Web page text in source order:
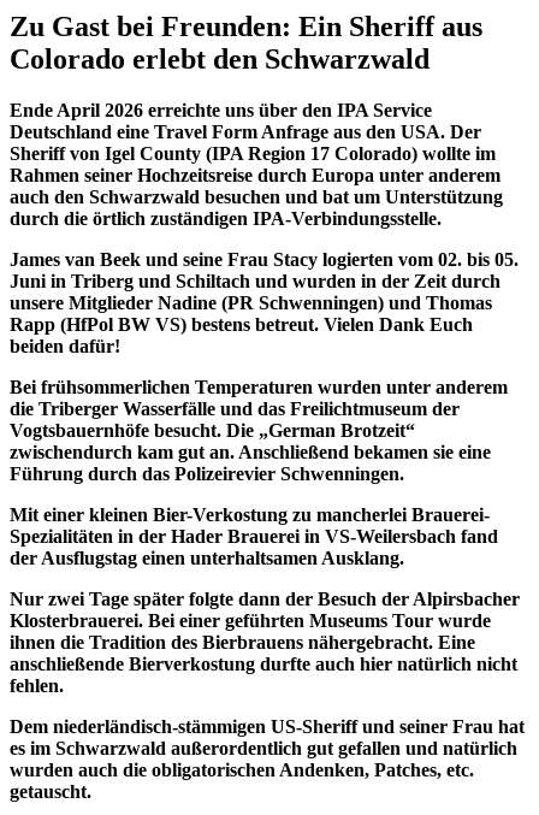
Zu Gast bei Freunden: Ein Sheriff aus
Colorado erlebt den Schwarzwald
Ende April 2026 erreichte uns über den IPA Service
Deutschland eine Travel Form Anfrage aus den USA. Der
Sheriff von Igel County (IPA Region 17 Colorado) wollte im
Rahmen seiner Hochzeitsreise durch Europa unter anderem
auch den Schwarzwald besuchen und bat um Unterstützung
durch die örtlich zuständigen IPA-Verbindungsstelle.
James van Beek und seine Frau Stacy logierten vom 02. bis 05.
Juni in Triberg und Schiltach und wurden in der Zeit durch
unsere Mitglieder Nadine (PR Schwenningen) und Thomas
Rapp (HfPol BW VS) bestens betreut. Vielen Dank Euch
beiden dafür!
Bei frühsommerlichen Temperaturen wurden unter anderem
die Triberger Wasserfälle und das Freilichtmuseum der
Vogtsbauernhöfe besucht. Die „German Brotzeit“
zwischendurch kam gut an. Anschließend bekamen sie eine
Führung durch das Polizeirevier Schwenningen.
Mit einer kleinen Bier-Verkostung zu mancherlei Brauerei-
Spezialitäten in der Hader Brauerei in VS-Weilersbach fand
der Ausflugstag einen unterhaltsamen Ausklang.
Nur zwei Tage später folgte dann der Besuch der Alpirsbacher
Klosterbrauerei. Bei einer geführten Museums Tour wurde
ihnen die Tradition des Bierbrauens nähergebracht. Eine
anschließende Bierverkostung durfte auch hier natürlich nicht
fehlen.
Dem niederländisch-stämmigen US-Sheriff und seiner Frau hat
es im Schwarzwald außerordentlich gut gefallen und natürlich
wurden auch die obligatorischen Andenken, Patches, etc.
getauscht.